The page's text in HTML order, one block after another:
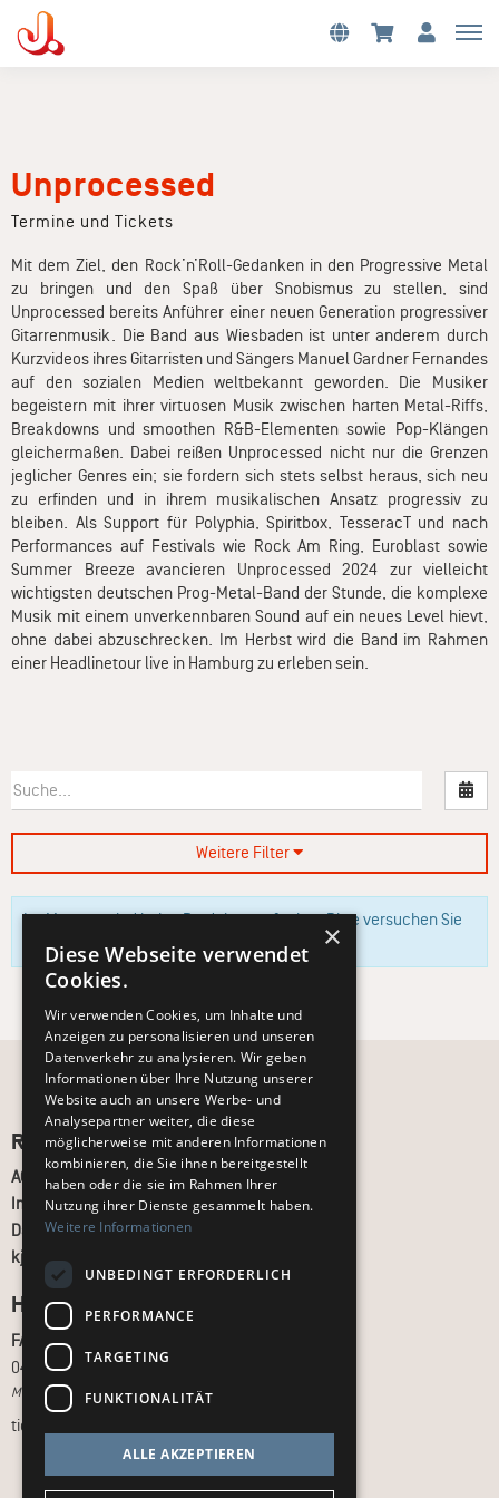
Unprocessed
Termine und Tickets
Mit dem Ziel, den Rock’n’Roll-Gedanken in den Progressive Metal
zu bringen und den Spaß über Snobismus zu stellen, sind
Unprocessed bereits Anführer einer neuen Generation progressiver
Gitarrenmusik. Die Band aus Wiesbaden ist unter anderem durch
Kurzvideos ihres Gitarristen und Sängers Manuel Gardner Fernandes
auf den sozialen Medien weltbekannt geworden. Die Musiker
begeistern mit ihrer virtuosen Musik zwischen harten Metal-Riffs,
Breakdowns und smoothen R&B-Elementen sowie Pop-Klängen
gleichermaßen. Dabei reißen Unprocessed nicht nur die Grenzen
jeglicher Genres ein; sie fordern sich stets selbst heraus, sich neu
zu erfinden und in ihrem musikalischen Ansatz progressiv zu
bleiben. Als Support für Polyphia, Spiritbox, TesseracT und nach
Performances auf Festivals wie Rock Am Ring, Euroblast sowie
Summer Breeze avancieren Unprocessed 2024 zur vielleicht
wichtigsten deutschen Prog-Metal-Band der Stunde, die komplexe
Musik mit einem unverkennbaren Sound auf ein neues Level hievt,
ohne dabei abzuschrecken. Im Herbst wird die Band im Rahmen
einer Headlinetour live in Hamburg zu erleben sein.
Weitere Filter
Im Moment sind keine Produkte verfügbar. Bitte versuchen Sie
es zu einem späteren Zeitpunkt erneut.
Recht und Ordnung
AGB
Impressum
Datenschutz
kj.de
Hilfe & Support
FAQ
040 - 413 22 60
Montag bis Freitag, 10:00 bis 18:00 Uhr
tickets@kj.de
×
Diese Webseite verwendet
Cookies.
Wir verwenden Cookies, um Inhalte und
Anzeigen zu personalisieren und unseren
Datenverkehr zu analysieren. Wir geben
Informationen über Ihre Nutzung unserer
Website auch an unsere Werbe- und
Analysepartner weiter, die diese
möglicherweise mit anderen Informationen
kombinieren, die Sie ihnen bereitgestellt
haben oder die sie im Rahmen Ihrer
Nutzung ihrer Dienste gesammelt haben.
Weitere Informationen
UNBEDINGT ERFORDERLICH
PERFORMANCE
TARGETING
FUNKTIONALITÄT
ALLE AKZEPTIEREN